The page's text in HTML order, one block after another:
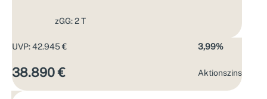
zGG: 2 T
UVP: 42.945 €
38.890 €
3,99%
Aktions­zins